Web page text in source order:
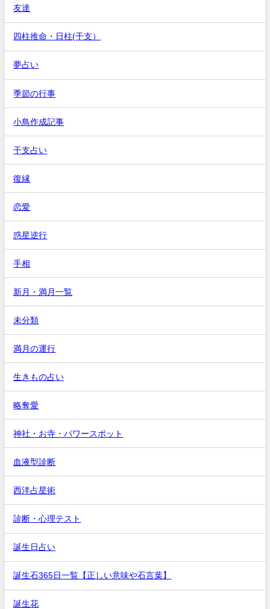
友達
四柱推命・日柱(干支）
夢占い
季節の行事
小鳥作成記事
干支占い
復縁
恋愛
惑星逆行
手相
新月・満月一覧
未分類
満月の運行
生きもの占い
略奪愛
神社・お寺・パワースポット
血液型診断
西洋占星術
診断・心理テスト
誕生日占い
誕生石365日一覧【正しい意味や石言葉】
誕生花